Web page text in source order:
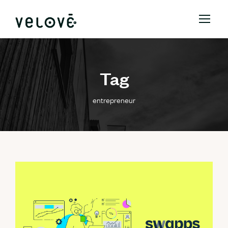
Tag
entrepreneur